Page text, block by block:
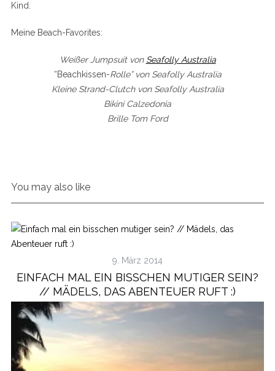
Kind.
Meine Beach-Favorites:
Weißer Jumpsuit von Seafolly Australia
“Beachkissen-Rolle” von Seafolly Australia
Kleine Strand-Clutch von Seafolly Australia
Bikini Calzedonia
Brille Tom Ford
You may also like
9. März 2014
EINFACH MAL EIN BISSCHEN MUTIGER SEIN?
// MÄDELS, DAS ABENTEUER RUFT :)